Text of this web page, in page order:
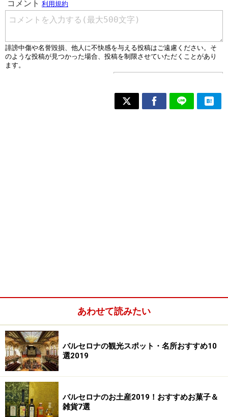
あわせて読みたい
バルセロナの観光スポット・名所おすすめ10
選2019
バルセロナのお土産2019！おすすめお菓子＆
雑貨7選